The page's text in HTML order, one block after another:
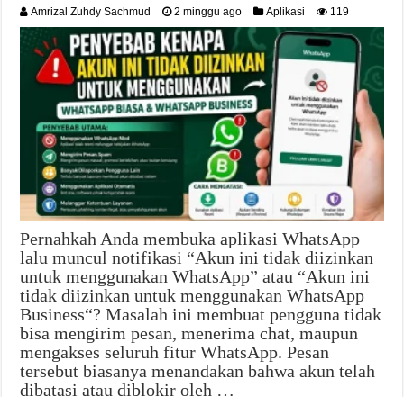
Amrizal Zuhdy Sachmud 2 minggu ago Aplikasi 119
Pernahkah Anda membuka aplikasi WhatsApp
lalu muncul notifikasi “Akun ini tidak diizinkan
untuk menggunakan WhatsApp” atau “Akun ini
tidak diizinkan untuk menggunakan WhatsApp
Business“? Masalah ini membuat pengguna tidak
bisa mengirim pesan, menerima chat, maupun
mengakses seluruh fitur WhatsApp. Pesan
tersebut biasanya menandakan bahwa akun telah
dibatasi atau diblokir oleh …